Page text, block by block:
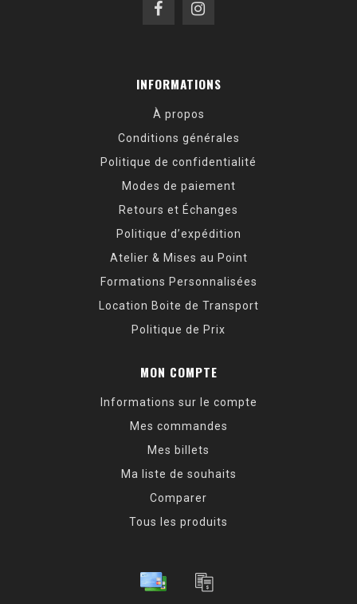
INFORMATIONS
À propos
Conditions générales
Politique de confidentialité
Modes de paiement
Retours et Échanges
Politique d’expédition
Atelier & Mises au Point
Formations Personnalisées
Location Boite de Transport
Politique de Prix
MON COMPTE
Informations sur le compte
Mes commandes
Mes billets
Ma liste de souhaits
Comparer
Tous les produits